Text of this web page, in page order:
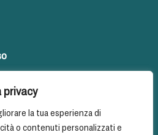
privacy
la tua esperienza di
o contenuti personalizzati e